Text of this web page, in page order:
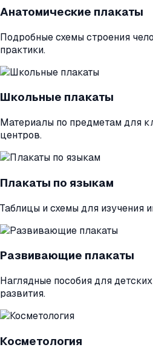
Анатомические плакаты
Подробные схемы строения
практики.
Школьные плакаты
Материалы по предметам для
центров.
Плакаты по языкам
Таблицы и схемы для изучения
Развивающие плакаты
Наглядные пособия для
развития.
Косметология